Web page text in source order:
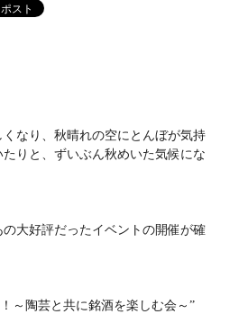
なり、秋晴れの空にとんぼが気持
りと、ずいぶん秋めいた気候にな
大好評だったイベントの開催が確
～陶芸と共に銘酒を楽しむ会～”